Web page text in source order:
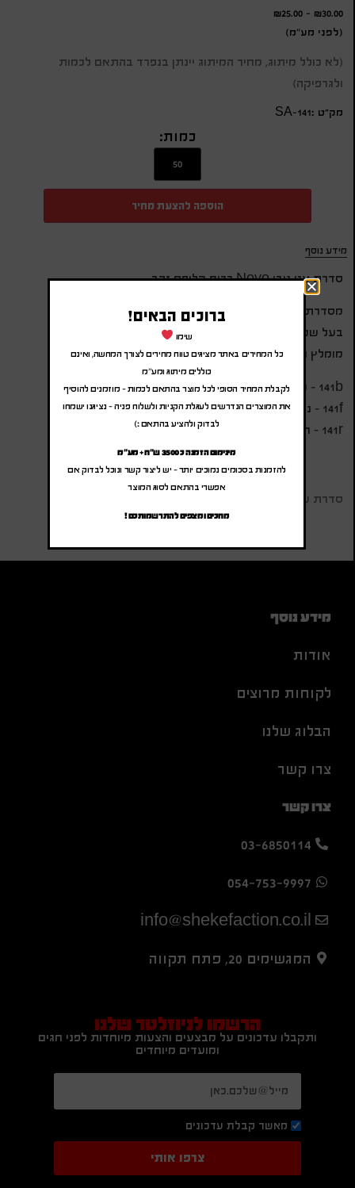
₪30.00
-
₪25.00
(לפני מע"מ)
(לא כולל מיתוג, מחיר המיתוג יינתן בנפרד בהתאם לכמות
ולגרפיקה)
מק״ט :SA-141
כמות:
הוספה להצעת מחיר
מידע נוסף
סדרת עט נובו Novo כרום קליפס זהב
מסדרת עטי יוקרה X-PEN
בעל שטח גדול למיתוג
מומלץ חריטה או הדפסה
141b – כדורי – פתיחה בסיבוב – מילוי דמוי פרקר
141f – נובע – פתיחה מכסה
141r – רולר – פתיחה מכסה
סדרת עט נובו Novo כרום קליפס זהב
מידע נוסף
אודות
לקוחות מרוצים
הבלוג שלנו
צרו קשר
צרו קשר
03-6850114
054-753-9997
info@shekefaction.co.il
המגשימים 20, פתח תקווה
הרשמו לניוזלטר שלנו
ותקבלו עדכונים על מבצעים והצעות מיוחדות לפני חגים
ומועדים מיוחדים
מאשר קבלת עדכונים
צרפו אותי
ברוכים הבאים!
שימו
כל המחירים באתר מציגים טווח מחירים לצורך המחשה, ואינם
כוללים מיתוג ומע"מ
לקבלת המחיר הסופי לכל מוצר בהתאם לכמות – מוזמנים להוסיף
את המוצרים הנדרשים לעגלת הקניות ולשלוח פניה – נציגנו ישמחו
לבדוק ולהציע בהתאם :)
מינימום הזמנה כ 3500 ש"ח + מע"מ
להזמנות בסכומים נמוכים יותר – יש ליצור קשר ונוכל לבדוק אם
אפשרי בהתאם לסוג המוצר
מחכים ומצפים להתרשמותכם !